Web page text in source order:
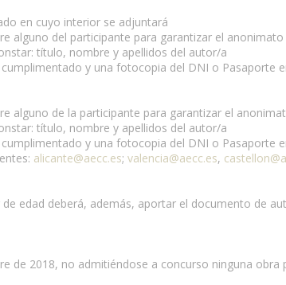
en cuyo interior se adjuntará
alguno del participante para garantizar el
título, nombre y apellidos del autor/a
y una fotocopia del DNI o Pasaporte
alguno de la participante para garantizar el
título, nombre y apellidos del autor/a
y una fotocopia del DNI o Pasaporte
alicante@aecc.es; valencia@aecc.es,
edad deberá, además, aportar el documento de
de 2018, no admitiéndose a concurso ninguna